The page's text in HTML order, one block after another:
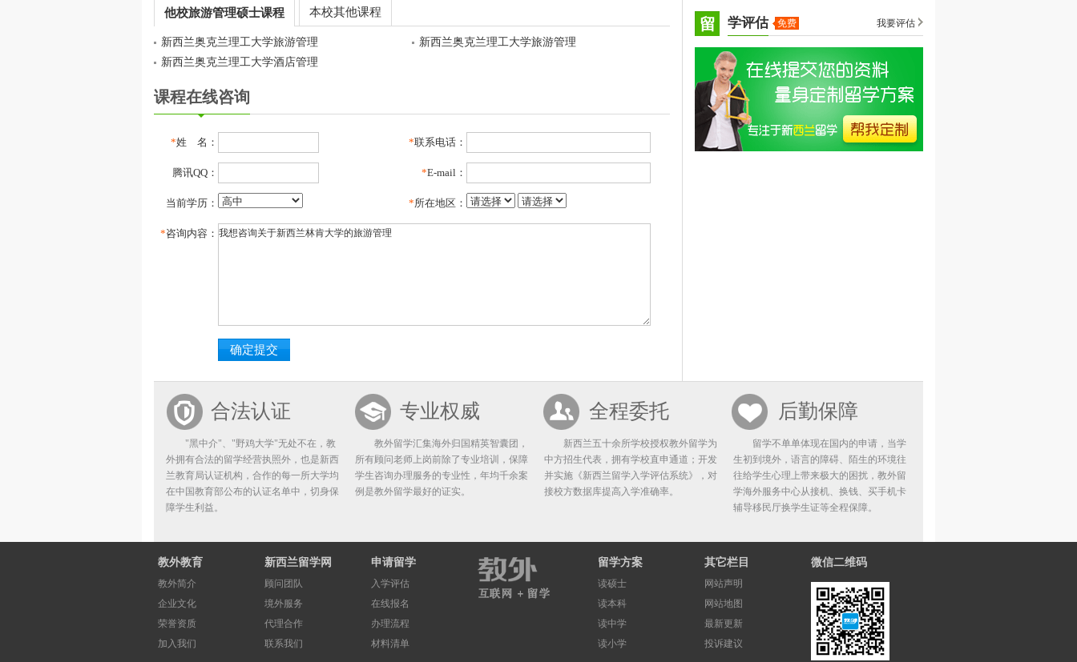
他校旅游管理硕士课程 本校其他课程
新西兰奥克兰理工大学旅游管理
新西兰奥克兰理工大学旅游管理
新西兰奥克兰理工大学酒店管理
课程在线咨询
*姓 名： *联系电话：
腾讯QQ： *E-mail：
当前学历： *所在地区：
*咨询内容：
留 学评估 免费 我要评估
合法认证
"黑中介"、"野鸡大学"无处不在，教
外拥有合法的留学经营执照外，也是新西
兰教育局认证机构，合作的每一所大学均
在中国教育部公布的认证名单中，切身保
障学生利益。
专业权威
教外留学汇集海外归国精英智囊团，
所有顾问老师上岗前除了专业培训，保障
学生咨询办理服务的专业性，年均千余案
例是教外留学最好的证实。
全程委托
新西兰五十余所学校授权教外留学为
中方招生代表，拥有学校直申通道；开发
并实施《新西兰留学入学评估系统》，对
接校方数据库提高入学准确率。
后勤保障
留学不单单体现在国内的申请，当学
生初到境外，语言的障碍、陌生的环境往
往给学生心理上带来极大的困扰，教外留
学海外服务中心从接机、换钱、买手机卡
辅导移民厅换学生证等全程保障。
教外教育
教外简介
企业文化
荣誉资质
加入我们
新西兰留学网
顾问团队
境外服务
代理合作
联系我们
申请留学
入学评估
在线报名
办理流程
材料清单
留学方案
读硕士
读本科
读中学
读小学
其它栏目
网站声明
网站地图
最新更新
投诉建议
微信二维码